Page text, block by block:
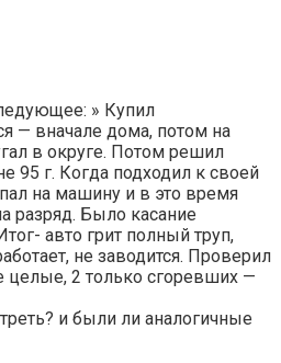
» Купил
— вначале дома, потом на
в округе. Потом решил
95 г. Когда подходил к своей
на машину и в это время
разряд. Было касание
авто грит полный труп,
не заводится. Проверил
целые, 2 только сгоревших —
и были ли аналогичные